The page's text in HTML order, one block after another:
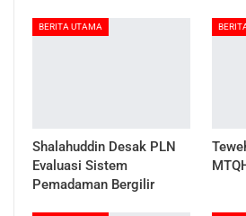
BERITA UTAMA
Shalahuddin Desak PLN
Evaluasi Sistem
Pemadaman Bergilir